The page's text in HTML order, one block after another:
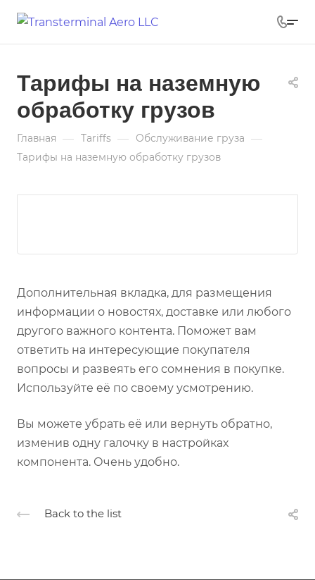
Тарифы на наземную
обработку грузов
Главная — Tariffs — Обслуживание груза —
Тарифы на наземную обработку грузов
Дополнительная вкладка, для размещения
информации о новостях, доставке или любого
другого важного контента. Поможет вам
ответить на интересующие покупателя
вопросы и развеять его сомнения в покупке.
Используйте её по своему усмотрению.
Вы можете убрать её или вернуть обратно,
изменив одну галочку в настройках
компонента. Очень удобно.
Back to the list